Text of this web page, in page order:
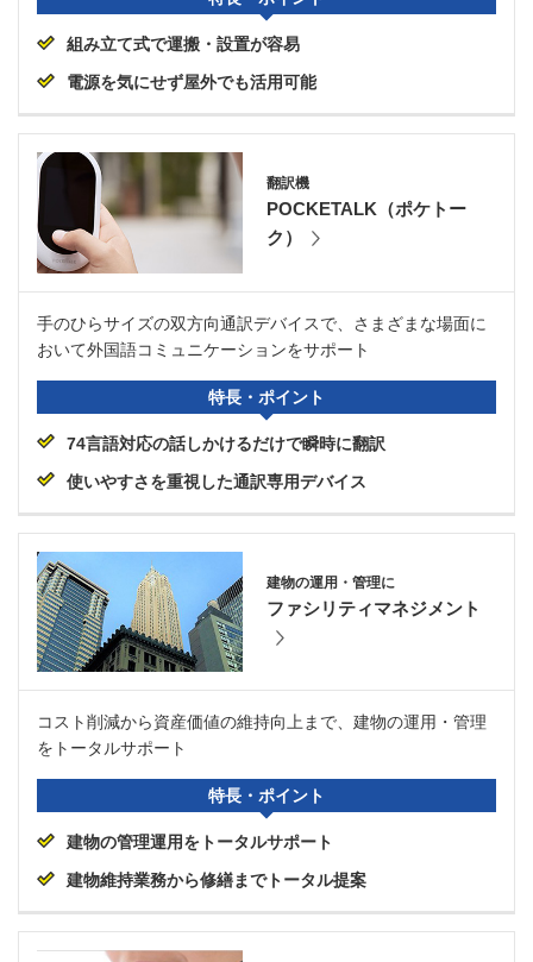
組み立て式で運搬・設置が容易
電源を気にせず屋外でも活用可能
翻訳機
POCKETALK（ポケトー
ク）
手のひらサイズの双方向通訳デバイスで、さまざまな場面に
おいて外国語コミュニケーションをサポート
特長・ポイント
74言語対応の話しかけるだけで瞬時に翻訳
使いやすさを重視した通訳専用デバイス
建物の運用・管理に
ファシリティマネジメント
コスト削減から資産価値の維持向上まで、建物の運用・管理
をトータルサポート
特長・ポイント
建物の管理運用をトータルサポート
建物維持業務から修繕までトータル提案